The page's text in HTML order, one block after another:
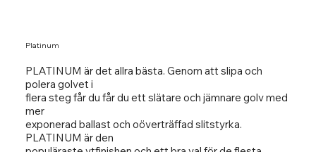
PLATINUM är det allra bästa. Genom att slipa och
polera golvet i
flera steg får du får du ett slätare och jämnare golv med
mer
exponerad ballast och oöverträffad slitstyrka.
PLATINUM är den
Platinum